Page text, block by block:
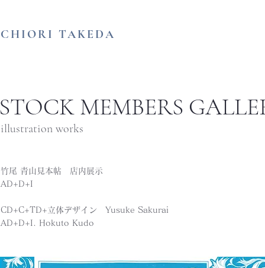
MEMBERS
works
​竹尾 青山見本帖 店内展示
AD+D+I
CD+C+TD+立体デザイン Yusuke Sakurai
​AD+D+I. Hokuto Kudo
​CHIORI TAKEDA